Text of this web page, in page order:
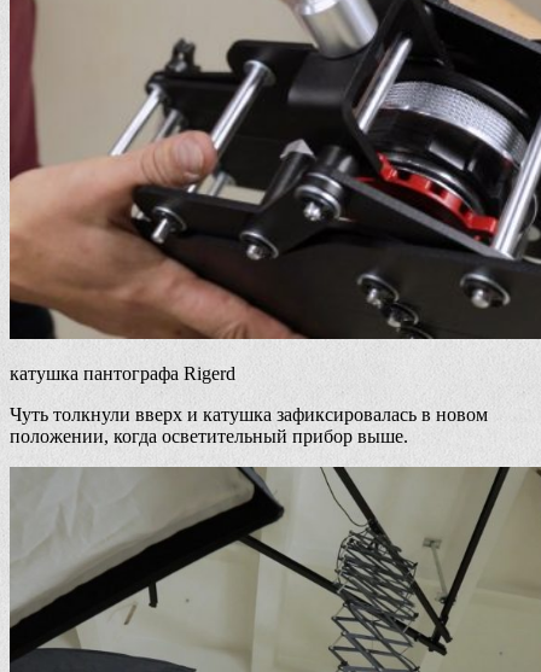
катушка пантографа Rigerd
Чуть толкнули вверх и катушка зафиксировалась в новом
положении, когда осветительный прибор выше.